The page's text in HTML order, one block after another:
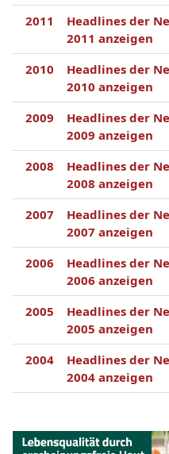
2011
Headlines der
2011 anzeigen
2010
Headlines der
2010 anzeigen
2009
Headlines der
2009 anzeigen
2008
Headlines der
2008 anzeigen
2007
Headlines der
2007 anzeigen
2006
Headlines der
2006 anzeigen
2005
Headlines der
2005 anzeigen
2004
Headlines der
2004 anzeigen